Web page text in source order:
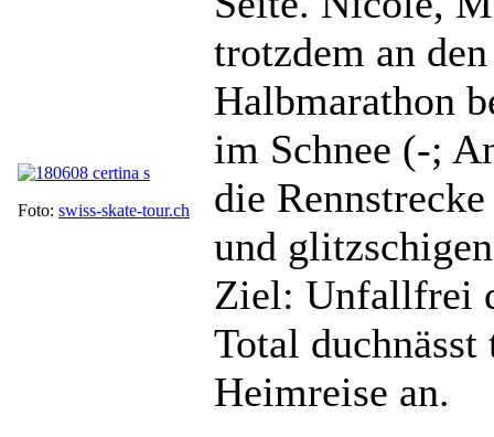
Foto: swiss-skate-tour.ch
trotzdem an
Halbmarathon
im Schnee (-;
die
und
Ziel: Unfallfrei
Total
Heimreise an.